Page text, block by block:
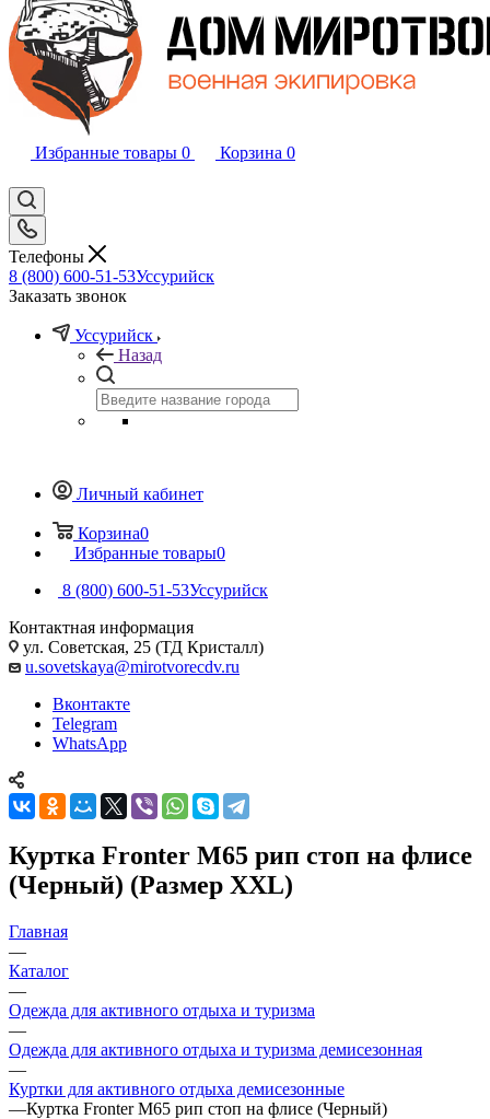
Избранные товары 0 Корзина 0
Телефоны
8 (800) 600-51-53Уссурийск
Заказать звонок
Уссурийск
Назад
Личный кабинет
Корзина0
Избранные товары0
8 (800) 600-51-53Уссурийск
Контактная информация
ул. Советская, 25 (ТД Кристалл)
u.sovetskaya@mirotvorecdv.ru
Вконтакте
Telegram
WhatsApp
Куртка Fronter М65 рип стоп на флисе
(Черный) (Размер XXL)
Главная
—
Каталог
—
Одежда для активного отдыха и туризма
—
Одежда для активного отдыха и туризма демисезонная
—
Куртки для активного отдыха демисезонные
—Куртка Fronter М65 рип стоп на флисе (Черный)